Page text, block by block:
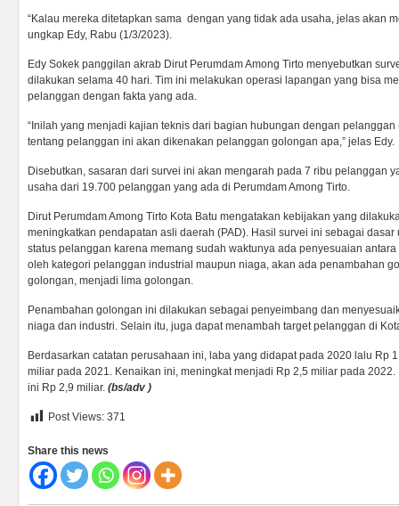
“Kalau mereka ditetapkan sama dengan yang tidak ada usaha, jelas akan
ungkap Edy, Rabu (1/3/2023).
Edy Sokek panggilan akrab Dirut Perumdam Among Tirto menyebutkan
dilakukan selama 40 hari. Tim ini melakukan operasi lapangan yang bisa
pelanggan dengan fakta yang ada.
“Inilah yang menjadi kajian teknis dari bagian hubungan dengan
tentang pelanggan ini akan dikenakan pelanggan golongan apa,” jelas Edy.
Disebutkan, sasaran dari survei ini akan mengarah pada 7 ribu pelanggan
usaha dari 19.700 pelanggan yang ada di Perumdam Among Tirto.
Dirut Perumdam Among Tirto Kota Batu mengatakan kebijakan yang
meningkatkan pendapatan asli daerah (PAD). Hasil survei ini sebagai
status pelanggan karena memang sudah waktunya ada penyesuaian
oleh kategori pelanggan industrial maupun niaga, akan ada penambahan
golongan, menjadi lima golongan.
Penambahan golongan ini dilakukan sebagai penyeimbang dan
niaga dan industri. Selain itu, juga dapat menambah target pelanggan di
Berdasarkan catatan perusahaan ini, laba yang didapat pada 2020 lalu Rp
miliar pada 2021. Kenaikan ini, meningkat menjadi Rp 2,5 miliar pada
ini Rp 2,9 miliar. (bs/adv )
Post Views: 371
Share this news